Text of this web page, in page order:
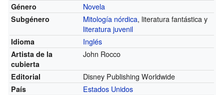
Género Novela
Subgénero Mitología nórdica, literatura fantástica y
literatura juvenil
Idioma Inglés
Artista de la
cubierta
John Rocco
Editorial Disney Publishing Worldwide
País Estados Unidos